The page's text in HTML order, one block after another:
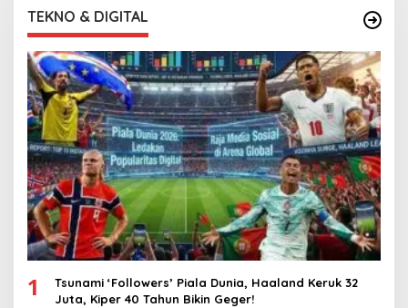
TEKNO & DIGITAL
1
Tsunami ‘Followers’ Piala Dunia, Haaland Keruk 32
Juta, Kiper 40 Tahun Bikin Geger!